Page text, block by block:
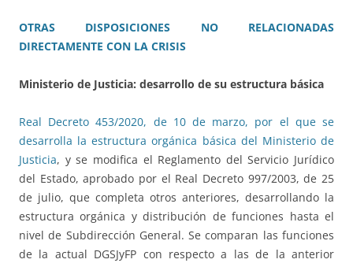
OTRAS DISPOSICIONES NO RELACIONADAS
DIRECTAMENTE CON LA CRISIS
Ministerio de Justicia: desarrollo de su estructura básica
Real Decreto 453/2020, de 10 de marzo, por el que se
desarrolla la estructura orgánica básica del Ministerio de
Justicia, y se modifica el Reglamento del Servicio Jurídico
del Estado, aprobado por el Real Decreto 997/2003, de 25
de julio, que completa otros anteriores, desarrollando la
estructura orgánica y distribución de funciones hasta el
nivel de Subdirección General. Se comparan las funciones
de la actual DGSJyFP con respecto a las de la anterior